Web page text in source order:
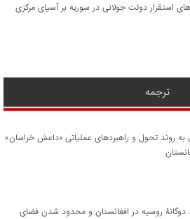
استقرار دولت جولانی در سوریه بر آسیای مرکزی
ترجمه
به روند تحول و راهبردهای عملیاتی «داعش خراسان»
دوگانۀ روسیه در افغانستان و محدود شدن فضای